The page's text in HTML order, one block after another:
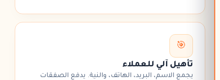
🎯
تأهيل آلي للعملاء
يجمع الاسم، البريد، الهاتف، والنية. يدفع الصفقات